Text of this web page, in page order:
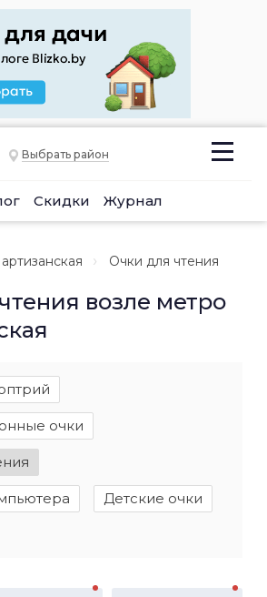
Выбрать район
Скидки Журнал
Очки для чтения
возле метро
очки
Детские очки